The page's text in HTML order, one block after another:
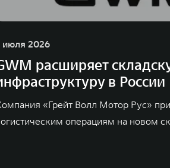
июля 2026
расширяет
в России
«Грейт Волл Мотор Рус»
операциям на новом